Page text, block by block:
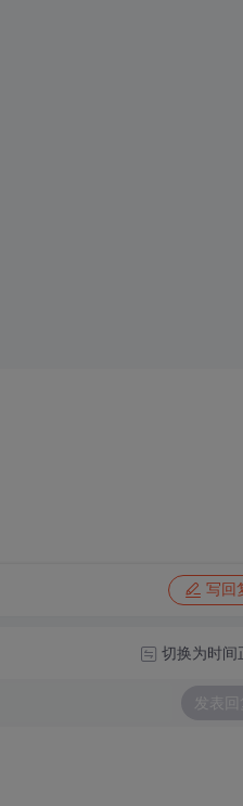
写回
切换为时间
发表回